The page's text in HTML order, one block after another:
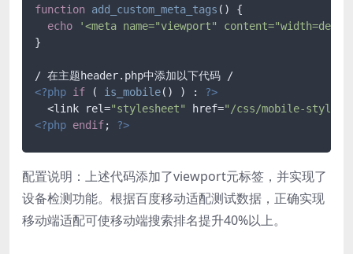
function add_custom_meta_tags ( ) {
echo
'<meta name="viewport"
}
<?php if ( is_mobile() ) : ?>
  <link rel=
"stylesheet" href="/css/mobile-
<?php endif; ?>
配置说明：上述代码添加了viewport元标签，并实现了
设备检测功能。根据百度移动适配测试数据，正确实现
移动端适配可使移动端搜索排名提升40%以上。